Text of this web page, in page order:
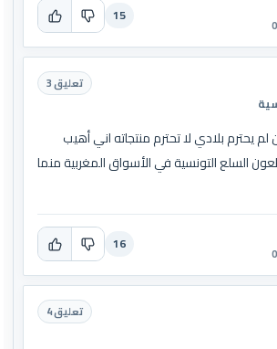
15
تعليق 3
لم يحترم بلادي لا تحترم منتجاته اني أهيب
السلع التونسية في الأسواق المغربية منما
16
تعليق 4